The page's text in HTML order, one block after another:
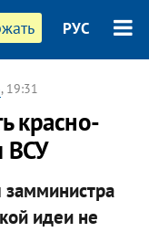
РУС
, 19:31
красно-
ВСУ
идеи не